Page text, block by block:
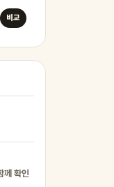
비교
께 확인